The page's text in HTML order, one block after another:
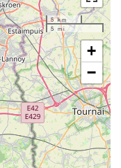
5 km
5 mi
+
−